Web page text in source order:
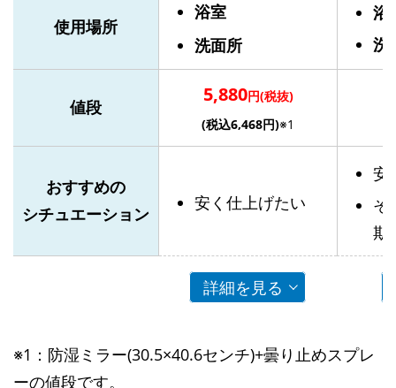
使用場所
浴室
洗面所
浴
洗
値段
5,880円(税抜)
(税込6,468円)※1
おすすめの
シチュエーション
安く仕上げたい
安
そ
期
詳細を見る
※1：防湿ミラー(30.5×40.6センチ)+曇り止めスプレ
ーの値段です。